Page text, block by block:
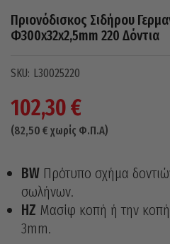
Πριονόδισκος Σιδήρου
Φ300x32x2,5mm 220 Δόντια
L30025220
102,30€
(82,50 € χωρίς Φ.Π.Α)
BW Πρότυπο σχήμα
σωλήνων.
HZ Μασίφ κοπή ή την
3mm.